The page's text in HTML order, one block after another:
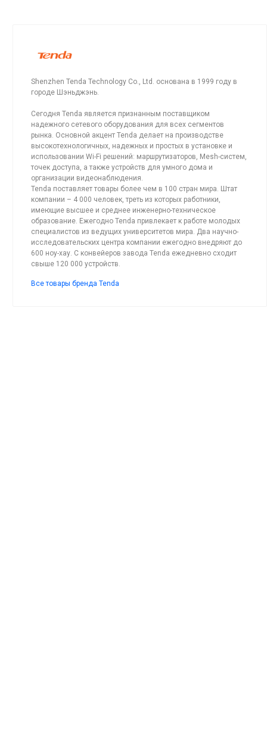
Shenzhen Tenda Technology Co., Ltd. основана в 1999 году в
городе Шэньджэнь.
Сегодня Tenda является признанным поставщиком
надежного сетевого оборудования для всех сегментов
рынка. Основной акцент Tenda делает на производстве
высокотехнологичных, надежных и простых в установке и
использовании Wi-Fi решений: маршрутизаторов, Mesh-систем,
точек доступа, а также устройств для умного дома и
организации видеонаблюдения.
Tenda поставляет товары более чем в 100 стран мира. Штат
компании – 4 000 человек, треть из которых работники,
имеющие высшее и среднее инженерно-техническое
образование. Ежегодно Tenda привлекает к работе молодых
специалистов из ведущих университетов мира. Два научно-
исследовательских центра компании ежегодно внедряют до
600 ноу-хау. С конвейеров завода Tenda ежедневно сходит
свыше 120 000 устройств.
Все товары бренда Tenda